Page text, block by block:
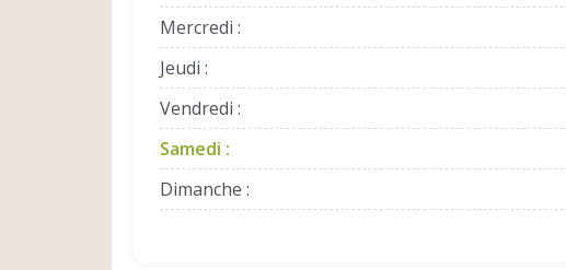
Mercredi :
Jeudi :
Vendredi :
Samedi :
Dimanche :